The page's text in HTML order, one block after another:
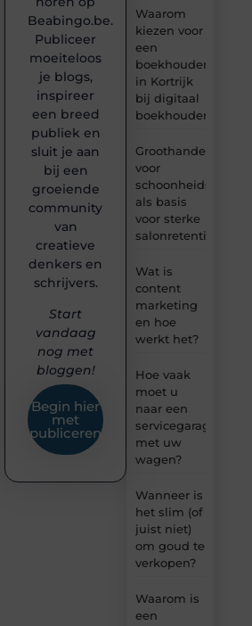
Waarom
kiezen voor
een
boekhouder
in Kortrijk
bij digitaal
boekhouden?
Groothandel
voor
als basis
voor sterke
salonretentie
Wat is
content
marketing
en hoe
werkt het?
Hoe vaak
moet u
naar een
servicegarage
met uw
wagen?
Wanneer is
het slim (of
juist niet)
om goud te
verkopen?
Waarom is
een
Beabingo.be.
Publiceer
moeiteloos
je blogs,
inspireer
een breed
publiek en
sluit je aan
bij een
groeiende
community
van
creatieve
denkers en
schrijvers.
Start
vandaag
nog met
bloggen!
Begin hier
met
publiceren